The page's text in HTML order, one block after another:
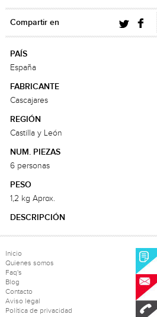
Compartir en
PAÍS
España
FABRICANTE
Cascajares
REGIÓN
Castilla y León
NUM. PIEZAS
6 personas
PESO
1,2 kg Aprox.
DESCRIPCIÓN
Inicio
Quienes somos
Faq's
Blog
Contacto
Aviso legal
Política de privacidad